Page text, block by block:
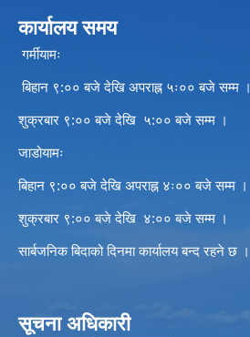
कार्यालय समय
गर्मीयामः
बिहान ९:०० बजे देखि अपराह्न ५ः०० बजे सम्म ।
शुक्रबार ९:०० बजे देखि ५:०० बजे सम्म ।
जाडोयामः
बिहान ९:०० बजे देखि अपराह्न ४ः०० बजे सम्म ।
शुक्रबार ९:०० बजे देखि ४:०० बजे सम्म ।
सार्बजनिक बिदाको दिनमा कार्यालय बन्द रहने छ ।
सूचना अधिकारी